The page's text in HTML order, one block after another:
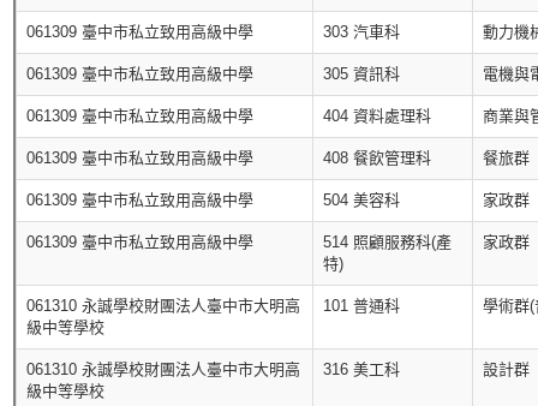
061309 臺中市私立致用高級中學 303 汽車科 動力機
061309 臺中市私立致用高級中學 305 資訊科 電機與
061309 臺中市私立致用高級中學 404 資料處理科 商業與
061309 臺中市私立致用高級中學 408 餐飲管理科 餐旅群
061309 臺中市私立致用高級中學 504 美容科 家政群
061309 臺中市私立致用高級中學
514 照顧服務科(產
特)
家政群
061310 永誠學校財團法人臺中市大明高
級中等學校
101 普通科 學術群
061310 永誠學校財團法人臺中市大明高
級中等學校
316 美工科 設計群